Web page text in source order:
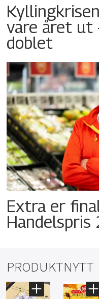
vare året ut
doblet
Extra er
Handelspris
PRODUKTNYTT